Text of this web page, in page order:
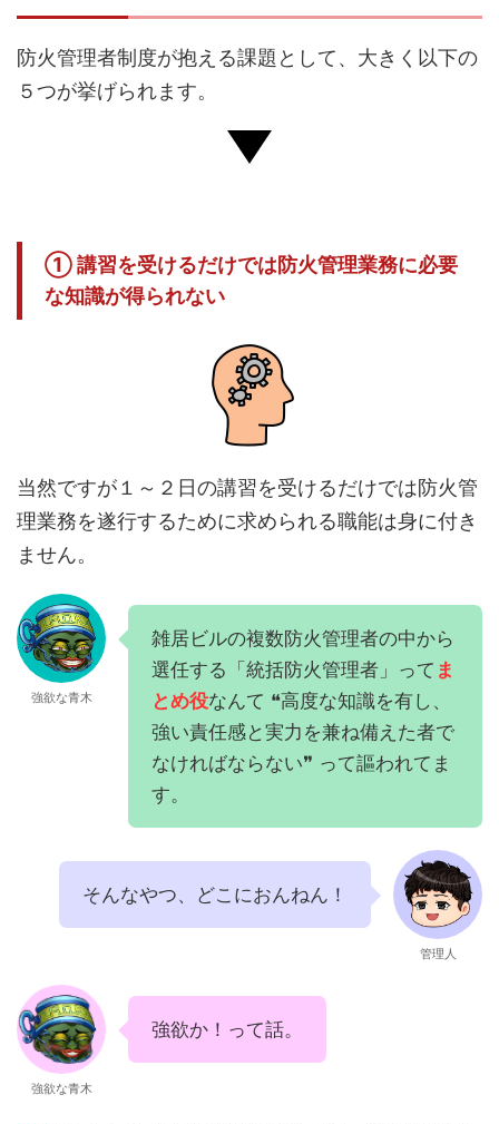
防火管理者制度が抱える課題として、大きく以下の
５つが挙げられます。
① 講習を受けるだけでは防火管理業務に必要
な知識が得られない
当然ですが１～２日の講習を受けるだけでは防火管
理業務を遂行するために求められる職能は身に付き
ません。
強欲な青木
雑居ビルの複数防火管理者の中から
選任する「統括防火管理者」って ま
とめ役なんて ❝高度な知識を有し、
強い責任感と実力を兼ね備えた者で
なければならない❞ って謳われてま
す。
そんなやつ、どこにおんねん！
管理人
強欲な青木
強欲か！って話。